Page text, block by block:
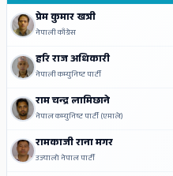
प्रेम कुमार खत्री
नेपाली काँग्रेस
हरि राज अधिकारी
नेपाली कम्युनिष्ट पार्टी
राम चन्द्र लामिछाने
नेपाल कम्युनिष्ट पार्टी (एमाले)
रामकाजी राना मगर
उज्यालो नेपाल पार्टी